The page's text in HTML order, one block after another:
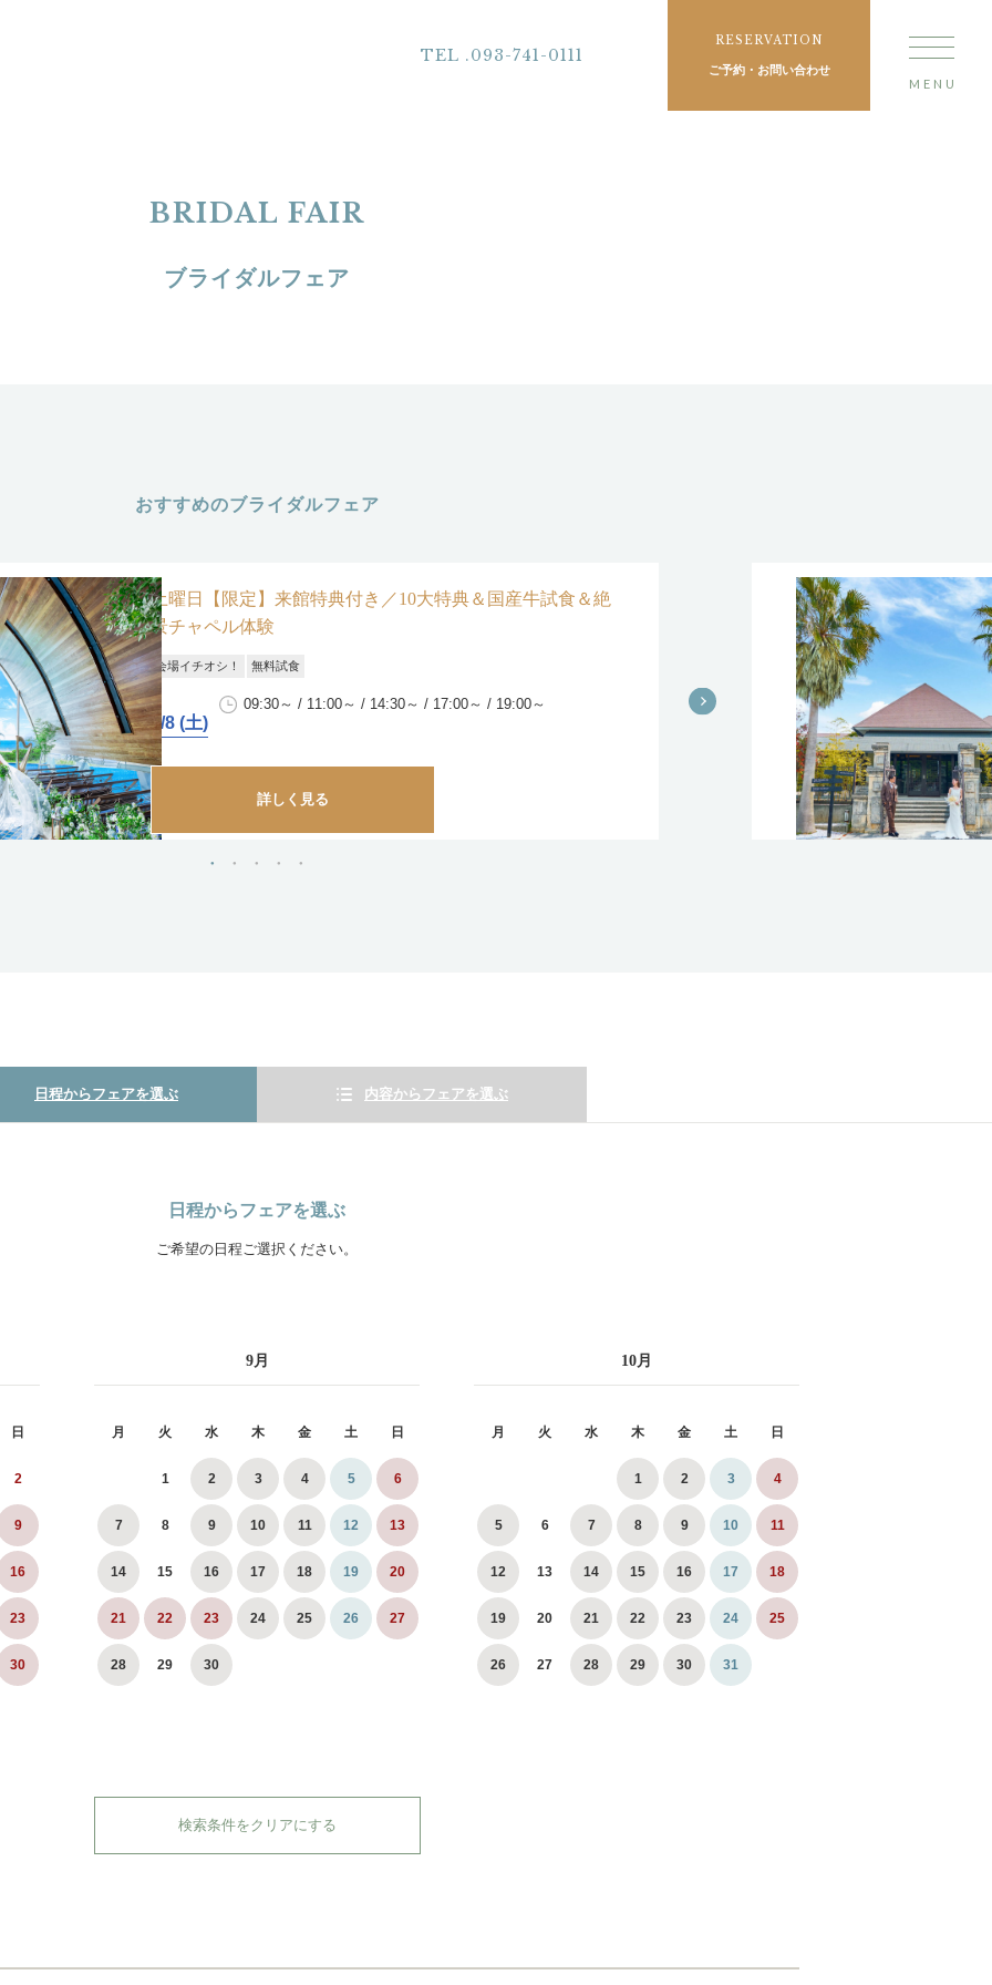
TEL .093-741-0111
RESERVATION
ご予約・お問い合わせ
MENU
BRIDAL FAIR
ブライダルフェア
おすすめのブライダルフェア
土曜日【限定】来館特典付き／10大特典＆国産牛試食＆絶
景チャペル体験
会場イチオシ！ 無料試食
8/8 (土)
09:30～ / 11:00～ / 14:30～ / 17:00～ / 19:00～
詳しく見る
日程からフェアを選ぶ 内容からフェアを選ぶ
日程からフェアを選ぶ
ご希望の日程ご選択ください。
日
2
9
16
23
30
9月
月 火 水 木 金 土 日
1 2 3 4 5 6
7 8 9 10 11 12 13
14 15 16 17 18 19 20
21 22 23 24 25 26 27
28 29 30
10月
月 火 水 木 金 土 日
1 2 3 4
5 6 7 8 9 10 11
12 13 14 15 16 17 18
19 20 21 22 23 24 25
26 27 28 29 30 31
検索条件をクリアにする